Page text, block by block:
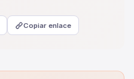
Copiar enlace